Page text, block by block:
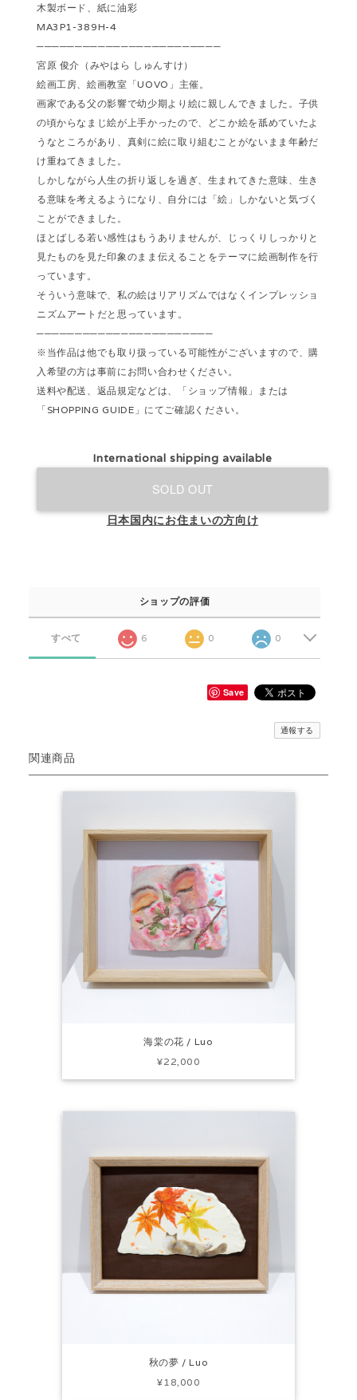
木製ボード、紙に油彩
MA3P1-389H-4
────────────────────────
宮原 俊介（みやはら しゅんすけ）
絵画工房、絵画教室「UOVO」主催。
画家である父の影響で幼少期より絵に親しんできました。子供
の頃からなまじ絵が上手かったので、どこか絵を舐めていたよ
うなところがあり、真剣に絵に取り組むことがないまま年齢だ
け重ねてきました。
しかしながら人生の折り返しを過ぎ、生まれてきた意味、生き
る意味を考えるようになり、自分には「絵」しかないと気づく
ことができました。
ほとばしる若い感性はもうありませんが、じっくりしっかりと
見たものを見た印象のまま伝えることをテーマに絵画制作を行
っています。
そういう意味で、私の絵はリアリズムではなくインプレッショ
ニズムアートだと思っています。
───────────────────────
※当作品は他でも取り扱っている可能性がございますので、購
入希望の方は事前にお問い合わせください。
送料や配送、返品規定などは、「ショップ情報」または
「SHOPPING GUIDE」にてご確認ください。
International shipping available
SOLD OUT
日本国内にお住まいの方向け
ショップの評価
すべて 6 0 0
Save
通報する
関連商品
海棠の花 / Luo
¥22,000
秋の夢 / Luo
¥18,000